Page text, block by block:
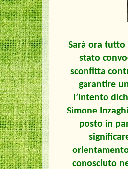
Sarà ora
stato
sconfitta
garantire
l’intento
Simone
posto in
conosciuto